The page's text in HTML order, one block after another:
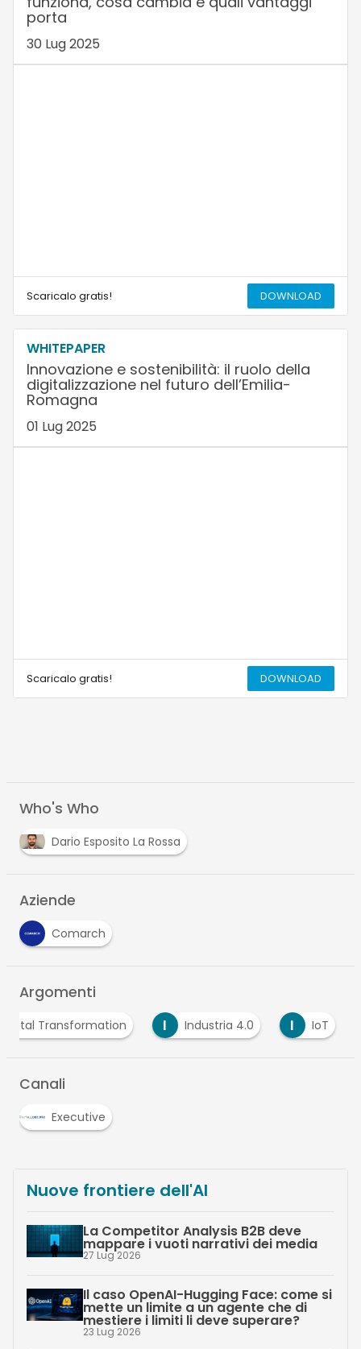
porta
30 Lug 2025
Scaricalo gratis! DOWNLOAD
WHITEPAPER
Innovazione e sostenibilità: il ruolo della
digitalizzazione nel futuro dell’Emilia-
Romagna
01 Lug 2025
Scaricalo gratis! DOWNLOAD
Who's Who
Dario Esposito La Rossa
Aziende
Comarch
Argomenti
Digital Transformation I Industria 4.0 I IoT
Canali
Executive
Nuove frontiere dell'AI
La Competitor Analysis B2B deve
mappare i vuoti narrativi dei media
27 Lug 2026
Il caso OpenAI-Hugging Face: come si
mette un limite a un agente che di
mestiere i limiti li deve superare?
23 Lug 2026